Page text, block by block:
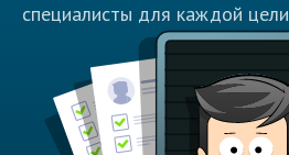
специалисты для каждой цели